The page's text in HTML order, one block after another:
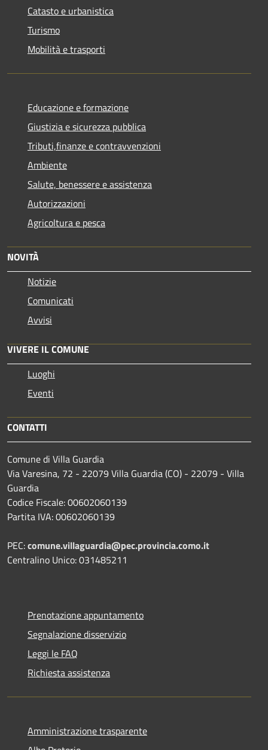
Catasto e urbanistica
Turismo
Mobilità e trasporti
Educazione e formazione
Giustizia e sicurezza pubblica
Tributi,finanze e contravvenzioni
Ambiente
Salute, benessere e assistenza
Autorizzazioni
Agricoltura e pesca
NOVITÀ
Notizie
Comunicati
Avvisi
VIVERE IL COMUNE
Luoghi
Eventi
CONTATTI
Comune di Villa Guardia
Via Varesina, 72 - 22079 Villa Guardia (CO) - 22079 - Villa
Guardia
Codice Fiscale: 00602060139
Partita IVA: 00602060139
PEC:comune.villaguardia@pec.provincia.como.it
Centralino Unico: 031485211
Prenotazione appuntamento
Segnalazione disservizio
Leggi le FAQ
Richiesta assistenza
Amministrazione trasparente